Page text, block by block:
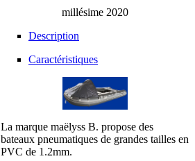
millésime 2020
Description
Caractéristiques
La marque maëlyss B. propose des
bateaux pneumatiques de grandes tailles en
PVC de 1.2mm.